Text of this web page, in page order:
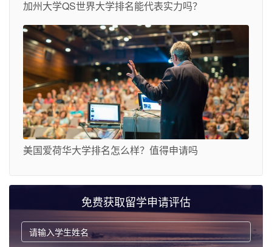
加州大学QS世界大学排名能代表实力吗？
美国爱荷华大学排名怎么样？值得申请吗
免费获取留学申请评估